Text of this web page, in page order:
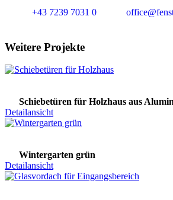
+43 7239 7031 0
Weitere Projekte
Schiebetüren für Holzhaus aus
Detailansicht
Wintergarten grün
Detailansicht